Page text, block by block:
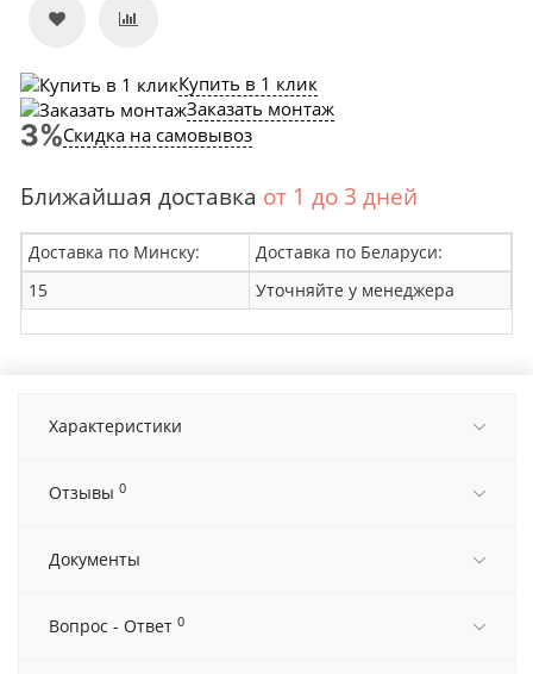
Купить в 1 клик
Заказать монтаж
Скидка на самовывоз
Ближайшая доставка от 1 до 3 дней
Доставка по Минску:
Доставка по Беларуси:
15
Уточняйте у менеджера
Характеристики
Отзывы 0
Документы
Вопрос - Ответ 0